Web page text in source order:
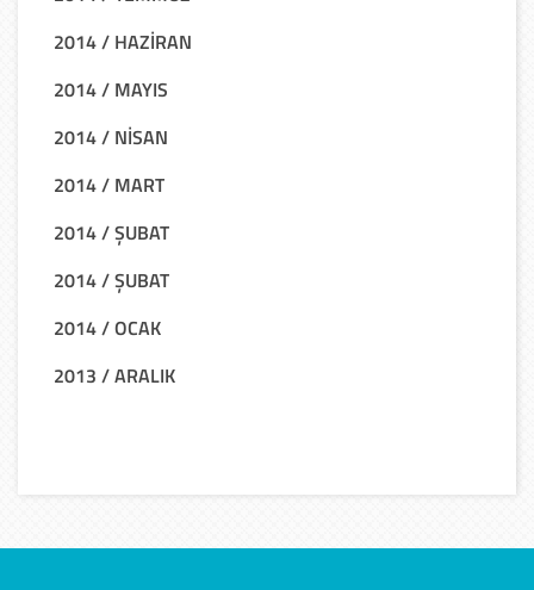
2014 / HAZİRAN
2014 / MAYIS
2014 / NİSAN
2014 / MART
2014 / ŞUBAT
2014 / ŞUBAT
2014 / OCAK
2013 / ARALIK